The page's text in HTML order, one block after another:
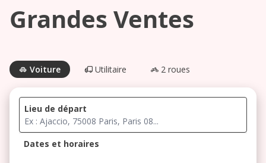
Grandes Ventes
Voiture Utilitaire 2 roues
Lieu de départ
Dates et horaires